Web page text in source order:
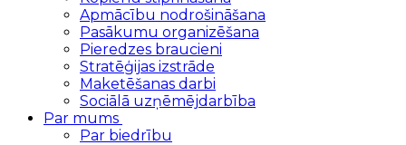
Apmācību nodrošināšana
Pasākumu organizēšana
Pieredzes braucieni
Stratēģijas izstrāde
Maketēšanas darbi
Sociālā uzņēmējdarbība
Par mums
Par biedrību